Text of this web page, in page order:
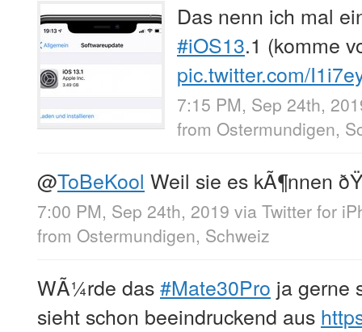
Das nenn ich mal
#iOS13.1 (komme
pic.twitter.com/
7:15 PM, Sep 24th,
from Ostermundigen,
@ToBeKool Weil sie es kÃ¶nnen
7:00 PM, Sep 24th, 2019 via Twitter for
from Ostermundigen, Schweiz
WÃ¼rde das#Mate30Pro ja gerne
sieht schon beeindruckend aus